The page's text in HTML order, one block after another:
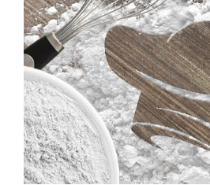
Non fermarsi
È il motto alla base della
miglioramento su cui si
solo il desiderio di non
costantemente, ci ha
esperienza e